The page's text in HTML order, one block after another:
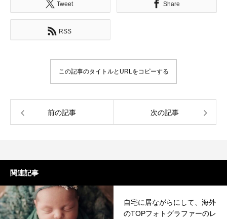
Tweet Share
RSS
この記事のタイトルとURLをコピーする
前の記事 次の記事
関連記事
自宅に居ながらにして、海外
のTOPフォトグラファーのレ